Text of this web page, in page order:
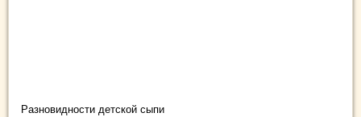
Разновидности детской сыпи